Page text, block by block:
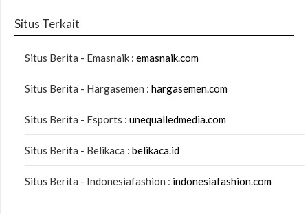
Situs Terkait
Situs Berita - Emasnaik : emasnaik.com
Situs Berita - Hargasemen : hargasemen.com
Situs Berita - Esports : unequalledmedia.com
Situs Berita - Belikaca : belikaca.id
Situs Berita - Indonesiafashion : indonesiafashion.com